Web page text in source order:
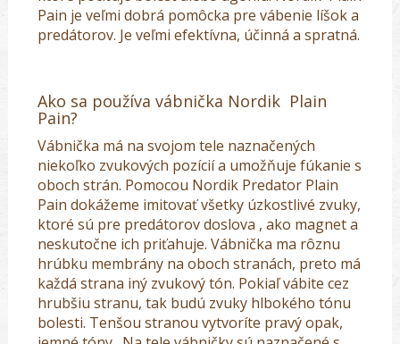
Pain je veľmi dobrá pomôcka pre vábenie líšok a
predátorov. Je veľmi efektívna, účinná a spratná.
Ako sa používa vábnička Nordik Plain
Pain?
Vábnička má na svojom tele naznačených
niekoľko zvukových pozícií a umožňuje fúkanie s
oboch strán. Pomocou Nordik Predator Plain
Pain dokážeme imitovať všetky úzkostlivé zvuky,
ktoré sú pre predátorov doslova , ako magnet a
neskutočne ich priťahuje. Vábnička ma rôznu
hrúbku membrány na oboch stranách, preto má
každá strana iný zvukový tón. Pokiaľ vábite cez
hrubšiu stranu, tak budú zvuky hlbokého tónu
bolesti. Tenšou stranou vytvoríte pravý opak,